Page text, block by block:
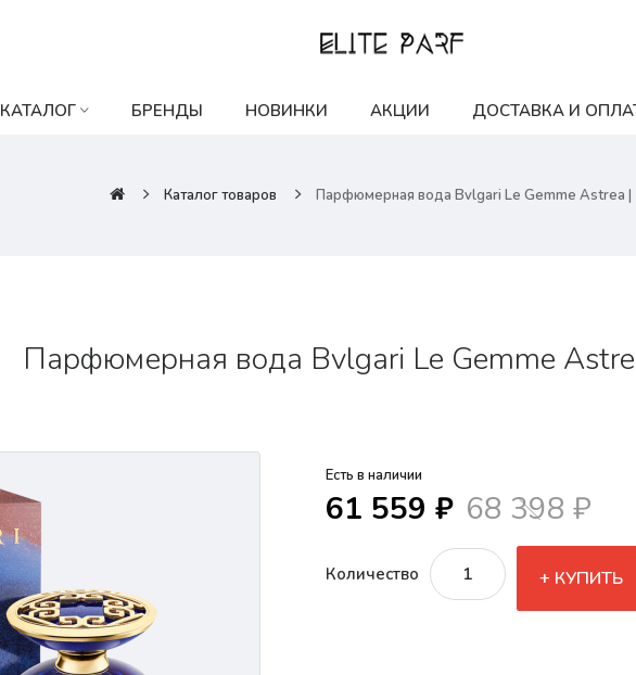
КАТАЛОГ БРЕНДЫ НОВИНКИ АКЦИИ ДОСТАВКА И
Каталог товаров Парфюмерная вода Bvlgari Le Gemme Astrea |
Парфюмерная вода Bvlgari Le Gemme
Есть в наличии
61 559 ₽ 68 398 ₽
Количество КУПИТЬ